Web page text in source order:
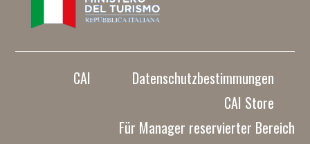
CAI
Datenschutzbestimmungen
CAI Store
Für Manager reservierter Bereich